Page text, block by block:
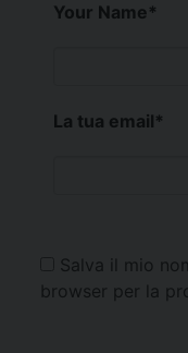
Your Name*
La tua email*
Salva il mio
browser per la